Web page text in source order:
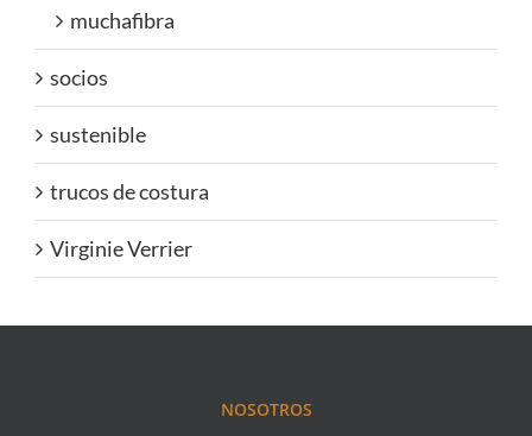
muchafibra
socios
sustenible
trucos de costura
Virginie Verrier
NOSOTROS